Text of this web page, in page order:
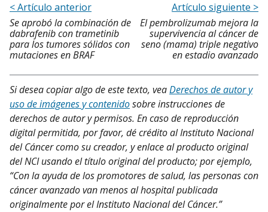
< Artículo anterior
Se aprobó la combinación de
dabrafenib con trametinib
para los tumores sólidos con
mutaciones en BRAF
Artículo siguiente >
El pembrolizumab mejora la
supervivencia al cáncer de
seno (mama) triple negativo
en estadio avanzado
Si desea copiar algo de este texto, veaDerechos de autor y
uso de imágenes y contenidosobre instrucciones de
derechos de autor y permisos. En caso de reproducción
digital permitida, por favor, dé crédito al Instituto Nacional
del Cáncer como su creador, y enlace al producto original
del NCI usando el título original del producto; por ejemplo,
“Con la ayuda de los promotores de salud, las personas con
cáncer avanzado van menos al hospital publicada
originalmente por el Instituto Nacional del Cáncer.”